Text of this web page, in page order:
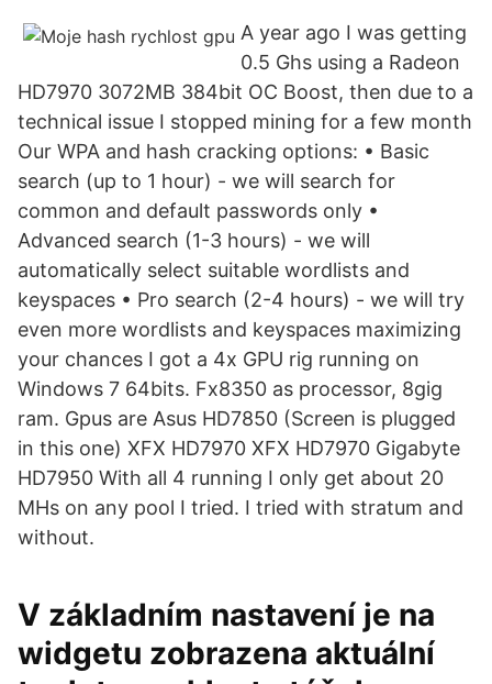
A year ago I was getting
0.5 Ghs using a Radeon
HD7970 3072MB 384bit OC Boost, then due to a
technical issue I stopped mining for a few month
Our WPA and hash cracking options: • Basic
search (up to 1 hour) - we will search for
common and default passwords only •
Advanced search (1-3 hours) - we will
automatically select suitable wordlists and
keyspaces • Pro search (2-4 hours) - we will try
even more wordlists and keyspaces maximizing
your chances I got a 4x GPU rig running on
Windows 7 64bits. Fx8350 as processor, 8gig
ram. Gpus are Asus HD7850 (Screen is plugged
in this one) XFX HD7970 XFX HD7970 Gigabyte
HD7950 With all 4 running I only get about 20
MHs on any pool I tried. I tried with stratum and
without.
V základním nastavení je na
widgetu zobrazena aktuální